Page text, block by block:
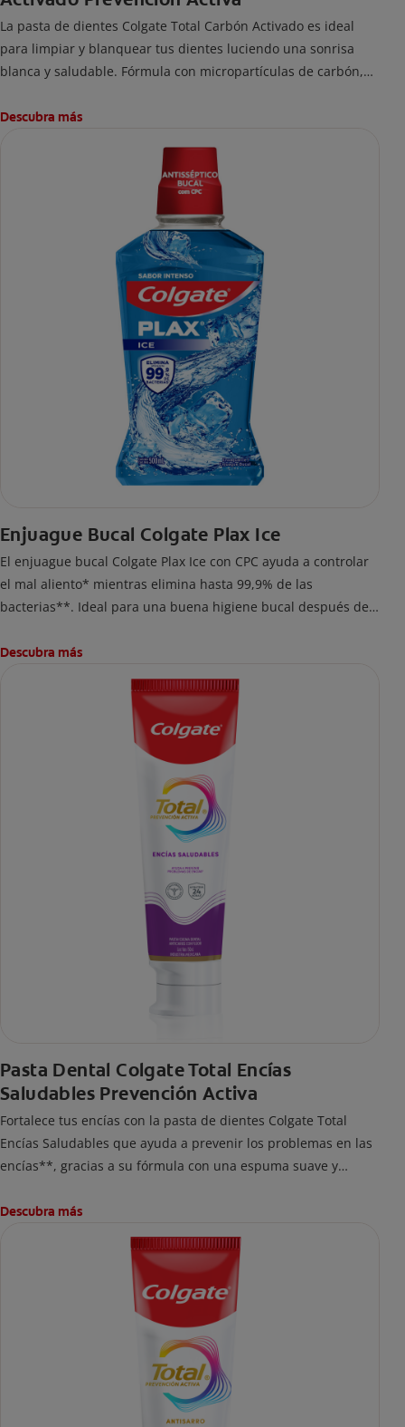
La pasta de dientes Colgate Total Carbón Activado es ideal
para limpiar y blanquear tus dientes luciendo una sonrisa
blanca y saludable. Fórmula con micropartículas de carbón,
superficiales.
se usa para ayudar a remover manchas superficiales?
También encontrarás cómo incluirla en tu rutina, en casa o de
viaje, con tips de cepillado para una sonrisa sana.
Descubra más
Enjuague Bucal Colgate Plax Ice
El enjuague bucal Colgate Plax Ice con CPC ayuda a controlar
el mal aliento* mientras elimina hasta 99,9% de las
bacterias**. Ideal para una buena higiene bucal después del
disfruta frescura intensa sin ardor en cada enjuague.
Descubra más
Pasta Dental Colgate Total Encías
Saludables Prevención Activa
Fortalece tus encías con la pasta de dientes Colgate Total
Encías Saludables que ayuda a prevenir los problemas en las
encías**, gracias a su fórmula con una espuma suave y
Descubra más